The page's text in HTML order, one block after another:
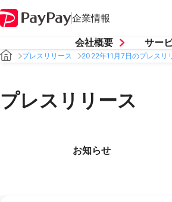
企業情報
会社概要 サー
プレスリリース 2022年11月7日のプレスリ
プレスリリース
お知らせ